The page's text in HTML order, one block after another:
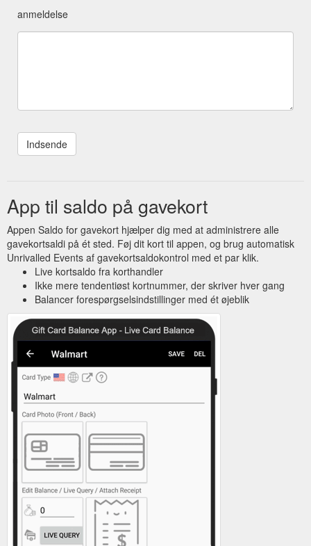
anmeldelse
App til saldo på gavekort
Appen Saldo for gavekort hjælper dig med at administrere alle
gavekortsaldi på ét sted. Føj dit kort til appen, og brug automatisk
Unrivalled Events af gavekortsaldokontrol med et par klik.
Live kortsaldo fra korthandler
Ikke mere tendentiøst kortnummer, der skriver hver gang
Balancer forespørgselsindstillinger med ét øjeblik